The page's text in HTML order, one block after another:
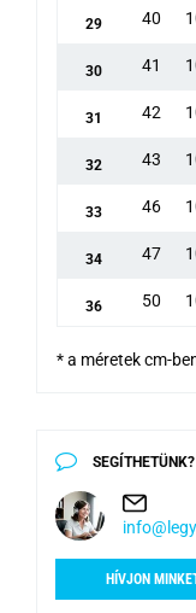
29 40
30 41
31 42
32 43
33 46
34 47
36 50
* a méretek cm-
SEGÍTHETÜNK?
HÍVJON